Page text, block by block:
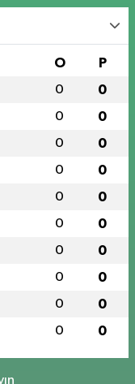
O P
0 0
0 0
0 0
0 0
0 0
0 0
0 0
0 0
0 0
0 0